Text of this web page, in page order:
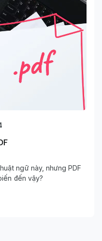
ngữ này, nhưng PDF
đến vậy?